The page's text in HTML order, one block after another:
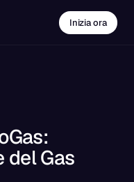
Inizia ora
del Gas